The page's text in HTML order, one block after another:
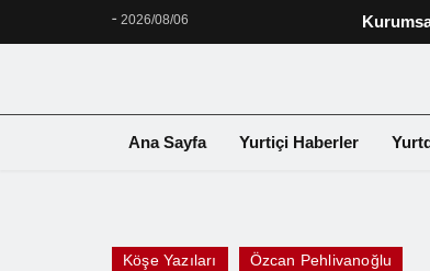
- 2026/08/06
Ana Sayfa Yurtiçi Haberler
Köşe Yazıları Özcan Pehlivanoğlu